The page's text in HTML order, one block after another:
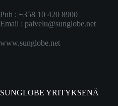
Puh : +358 10 420 8900
Email : palvelu@sunglobe.net
www.sunglobe.net
SUNGLOBE YRITYKSENÄ